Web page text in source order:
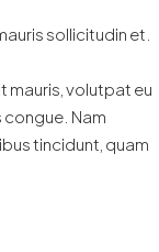
sollicitudin et.
mauris, volutpat eu
Nam
tincidunt, quam